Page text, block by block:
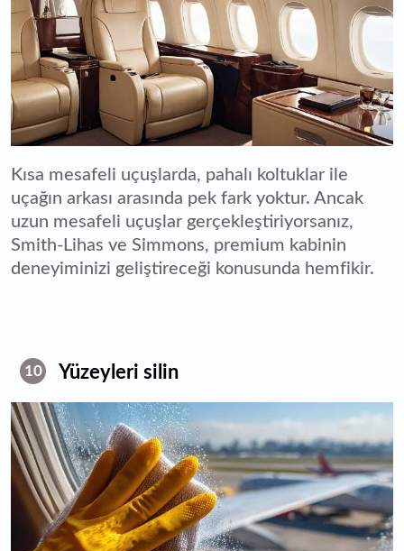
Kısa mesafeli uçuşlarda, pahalı koltuklar ile
uçağın arkası arasında pek fark yoktur. Ancak
uzun mesafeli uçuşlar gerçekleştiriyorsanız,
Smith-Lihas ve Simmons, premium kabinin
deneyiminizi geliştireceği konusunda hemfikir.
10 Yüzeyleri silin